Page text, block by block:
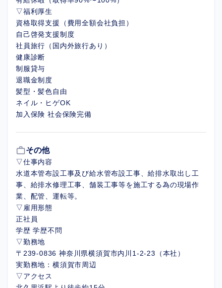
▽福利厚生
資格取得支援（費用全額会社負担）
自己啓発支援制度
社員旅行（国内外旅行あり）
健康診断
制服貸与
退職金制度
髪型・髪色自由
ネイル・ヒゲOK
加入保険 社会保険完備
work_outlineその他
▽仕事内容
水道本管布設工事及び給水管布設工事、給排水取出し工
事、給排水修理工事、舗装工事等を施工する為の現場作
業、配管、運転等。
▽雇用形態
正社員
学歴 学歴不問
▽勤務地
〒239-0836 神奈川県横須賀市内川1-2-23（本社）
実勤務地：横須賀市周辺
▽アクセス